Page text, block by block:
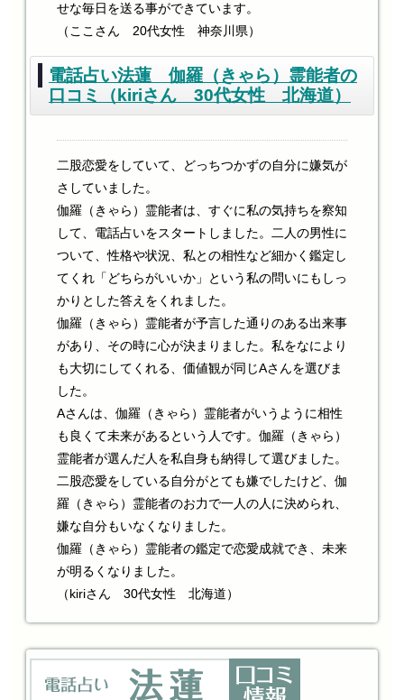
せな毎日を送る事ができています。
（ここさん 20代女性 神奈川県）
電話占い法蓮 伽羅（きゃら）霊能者の
口コミ（kiriさん 30代女性 北海道）
二股恋愛をしていて、どっちつかずの自分に嫌気が
さしていました。
伽羅（きゃら）霊能者は、すぐに私の気持ちを察知
して、電話占いをスタートしました。二人の男性に
ついて、性格や状況、私との相性など細かく鑑定し
てくれ「どちらがいいか」という私の問いにもしっ
かりとした答えをくれました。
伽羅（きゃら）霊能者が予言した通りのある出来事
があり、その時に心が決まりました。私をなにより
も大切にしてくれる、価値観が同じAさんを選びま
した。
Aさんは、伽羅（きゃら）霊能者がいうように相性
も良くて未来があるという人です。伽羅（きゃら）
霊能者が選んだ人を私自身も納得して選びました。
二股恋愛をしている自分がとても嫌でしたけど、伽
羅（きゃら）霊能者のお力で一人の人に決められ、
嫌な自分もいなくなりました。
伽羅（きゃら）霊能者の鑑定で恋愛成就でき、未来
が明るくなりました。
（kiriさん 30代女性 北海道）